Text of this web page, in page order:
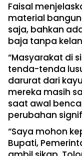
Faisal
material
saja, bahkan
baja tanpa
“Masyarakat di
tenda-tenda
darurat dari
mereka masih
saat awal
perubahan
“Saya mohon
Bupati,